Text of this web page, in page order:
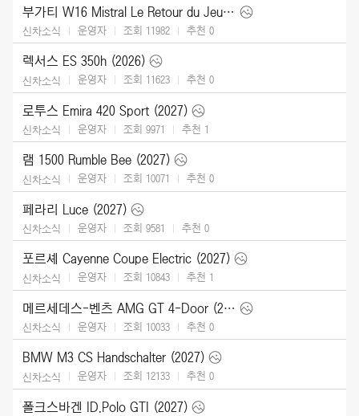
부가티 W16 Mistral Le Retour du Jeune Prince (2026)
신차소식 운영자 조회 11982 추천 0
렉서스 ES 350h (2026)
신차소식 운영자 조회 11623 추천 0
로투스 Emira 420 Sport (2027)
신차소식 운영자 조회 9971 추천 1
램 1500 Rumble Bee (2027)
신차소식 운영자 조회 10071 추천 0
페라리 Luce (2027)
신차소식 운영자 조회 9581 추천 0
포르셰 Cayenne Coupe Electric (2027)
신차소식 운영자 조회 10843 추천 1
메르세데스-벤츠 AMG GT 4-Door (2027)
신차소식 운영자 조회 10033 추천 0
BMW M3 CS Handschalter (2027)
신차소식 운영자 조회 12133 추천 0
폴크스바겐 ID.Polo GTI (2027)